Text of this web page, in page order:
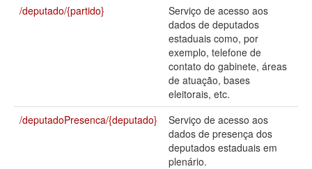
Catálogo de dados
Legislação
/deputado/{partido}
Serviço de acesso aos
dados de deputados
estaduais como, por
exemplo, telefone de
contato do gabinete, áreas
de atuação, bases
eleitorais, etc.
/deputadoPresenca/{deputado}
Serviço de acesso aos
dados de presença dos
deputados estaduais em
plenário.